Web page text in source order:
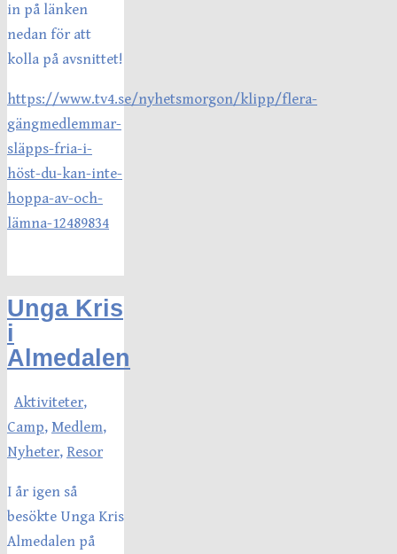
in på länken
nedan för att
kolla på avsnittet!
https://www.tv4.se/nyhetsmorgon/klipp/flera-
gängmedlemmar-
släpps-fria-i-
höst-du-kan-inte-
hoppa-av-och-
lämna-12489834
Unga Kris
i
Almedalen
Aktiviteter,
Camp, Medlem,
Nyheter, Resor
I år igen så
besökte Unga Kris
Almedalen på